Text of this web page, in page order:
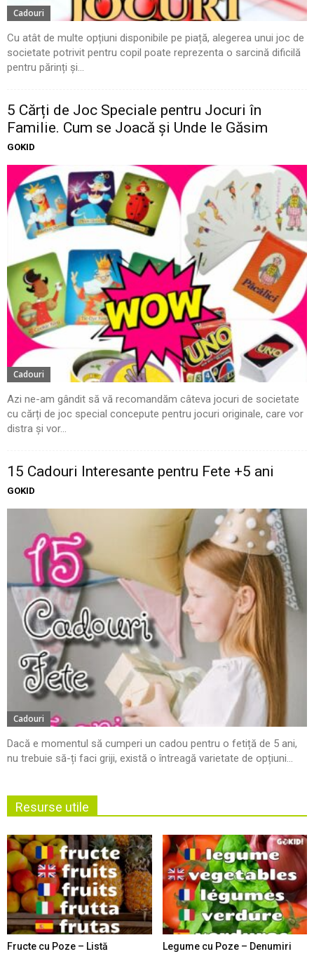
Cadouri
Cu atât de multe opțiuni disponibile pe piață, alegerea unui joc de
societate potrivit pentru copil poate reprezenta o sarcină dificilă
pentru părinți și...
5 Cărți de Joc Speciale pentru Jocuri în
Familie. Cum se Joacă și Unde le Găsim
GOKID
Cadouri
Azi ne-am gândit să vă recomandăm câteva jocuri de societate
cu cărți de joc special concepute pentru jocuri originale, care vor
distra și vor...
15 Cadouri Interesante pentru Fete +5 ani
GOKID
Cadouri
Dacă e momentul să cumperi un cadou pentru o fetiță de 5 ani,
nu trebuie să-ți faci griji, există o întreagă varietate de opțiuni...
Resurse utile
Fructe cu Poze – Listă
Legume cu Poze – Denumiri